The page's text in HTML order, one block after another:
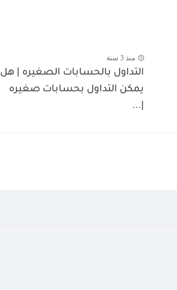
منذ 3 سنة
التداول بالحسابات الصغيره | هل
يمكن التداول بحسابات صغيره
|...